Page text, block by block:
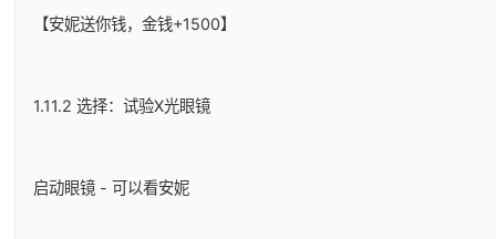
【安妮送你钱，金钱+1500】
1.11.2 选择：试验X光眼镜
启动眼镜 - 可以看安妮